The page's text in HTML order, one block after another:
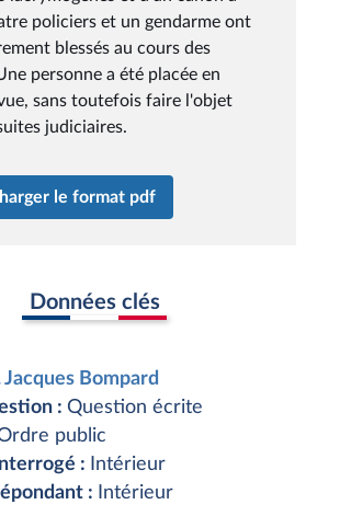
policiers et un gendarme ont
blessés au cours des
personne a été placée en
sans toutefois faire l'objet
judiciaires.
le format pdf
Données clés
Jacques Bompard
: Question écrite
public
:
Intérieur
:
Intérieur